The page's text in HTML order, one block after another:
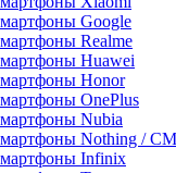
Google
Realme
Huawei
Honor
OnePlus
Nubia
Nothing /
Infinix